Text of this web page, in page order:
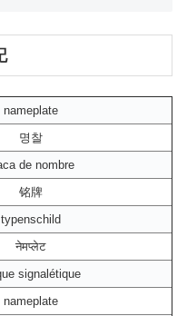
nameplate
명찰
de nombre
铭牌
typenschild
नेमप्लेट
signalétique
nameplate